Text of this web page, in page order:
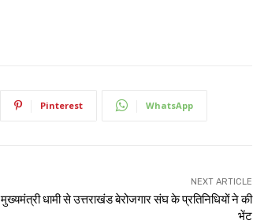
Pinterest WhatsApp
NEXT ARTICLE
मुख्यमंत्री धामी से उत्तराखंड बेरोजगार संघ के प्रतिनिधियों ने की
भेंट